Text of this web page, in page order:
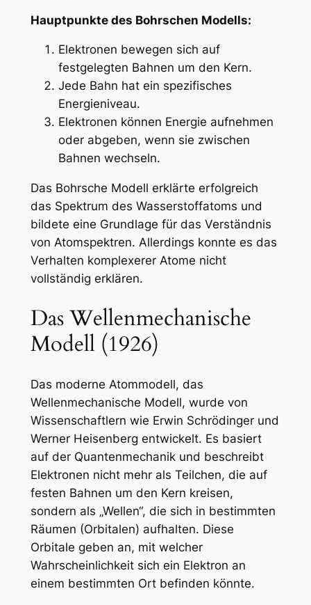
Hauptpunkte des Bohrschen Modells:
Elektronen bewegen sich auf
festgelegten Bahnen um den Kern.
Jede Bahn hat ein spezifisches
Energieniveau.
Elektronen können Energie aufnehmen
oder abgeben, wenn sie zwischen
Bahnen wechseln.
Das Bohrsche Modell erklärte erfolgreich
das Spektrum des Wasserstoffatoms und
bildete eine Grundlage für das Verständnis
von Atomspektren. Allerdings konnte es das
Verhalten komplexerer Atome nicht
vollständig erklären.
Das Wellenmechanische
Modell (1926)
Das moderne Atommodell, das
Wellenmechanische Modell, wurde von
Wissenschaftlern wie Erwin Schrödinger und
Werner Heisenberg entwickelt. Es basiert
auf der Quantenmechanik und beschreibt
Elektronen nicht mehr als Teilchen, die auf
festen Bahnen um den Kern kreisen,
sondern als „Wellen“, die sich in bestimmten
Räumen (Orbitalen) aufhalten. Diese
Orbitale geben an, mit welcher
Wahrscheinlichkeit sich ein Elektron an
einem bestimmten Ort befinden könnte.